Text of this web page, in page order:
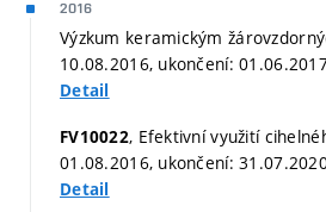
2016
Výzkum keramickým
10.08.2016, ukončení:
Detail
FV10022, Efektivní využití
01.08.2016, ukončení:
Detail